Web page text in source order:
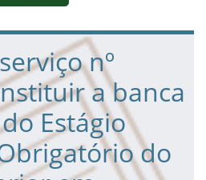
nº
a banca
Estágio
do